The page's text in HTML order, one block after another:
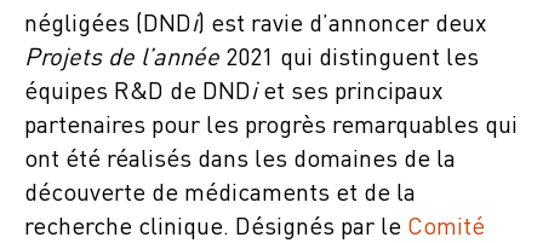
négligées (DNDi) est ravie d’annoncer deux
Projets de l’année 2021 qui distinguent les
équipes R&D de DNDiet ses principaux
partenaires pour les progrès remarquables qui
ont été réalisés dans les domaines de la
découverte de médicaments et de la
recherche clinique. Désignés par le Comité